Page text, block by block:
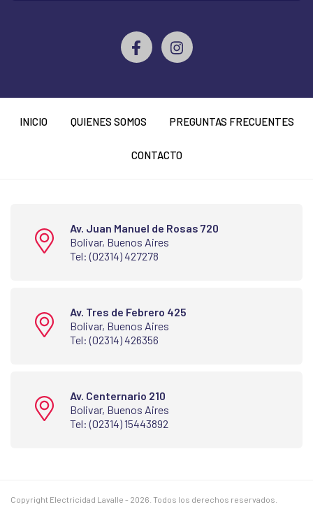
INICIO QUIENES SOMOS PREGUNTAS FRECUENTES
CONTACTO
Av. Juan Manuel de Rosas 720
Bolivar, Buenos Aires
Tel: (02314) 427278
Av. Tres de Febrero 425
Bolivar, Buenos Aires
Tel: (02314) 426356
Av. Centernario 210
Bolivar, Buenos Aires
Tel: (02314) 15443892
Copyright Electricidad Lavalle - 2026. Todos los derechos reservados.